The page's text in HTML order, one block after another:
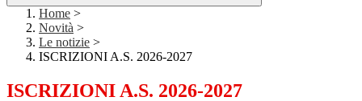
Home >
Novità >
Le notizie >
ISCRIZIONI A.S. 2026-2027
ISCRIZIONI A.S. 2026-2027